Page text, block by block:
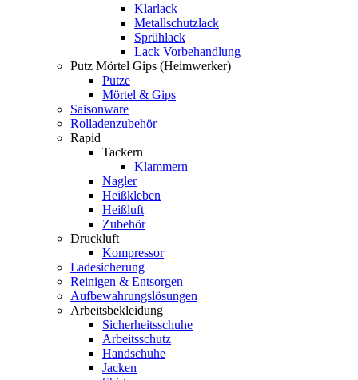
Klarlack
Metallschutzlack
Sprühlack
Lack Vorbehandlung
Putz Mörtel Gips (Heimwerker)
Putze
Mörtel & Gips
Saisonware
Rolladenzubehör
Rapid
Tackern
Klammern
Nagler
Heißkleben
Heißluft
Zubehör
Druckluft
Kompressor
Ladesicherung
Reinigen & Entsorgen
Aufbewahrungslösungen
Arbeitsbekleidung
Sicherheitsschuhe
Arbeitsschutz
Handschuhe
Jacken